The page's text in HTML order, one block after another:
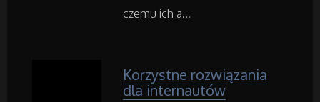
Agencje Reklamowe
Inne Agencje
czemu ich a...
Korzystne rozwiązania
dla internautów